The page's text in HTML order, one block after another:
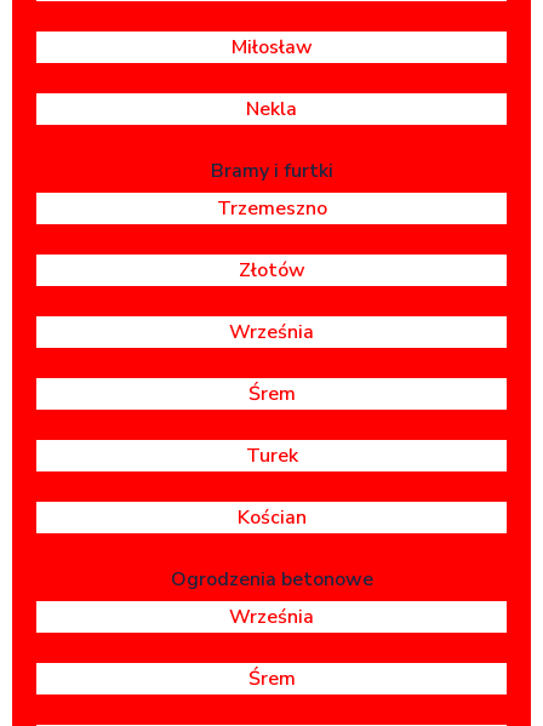
Miłosław
Nekla
Bramy i furtki
Trzemeszno
Złotów
Września
Śrem
Turek
Kościan
Ogrodzenia betonowe
Września
Śrem